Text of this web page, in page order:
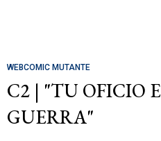
WEBCOMIC MUTANTE
C2 | "TU OFICIO
GUERRA"